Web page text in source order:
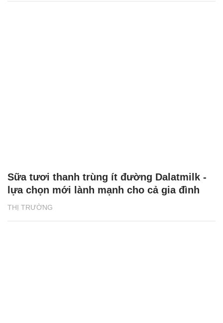
THỊ TRƯỜNG
Sữa tươi thanh trùng ít đường Dalatmilk -
lựa chọn mới lành mạnh cho cả gia đình